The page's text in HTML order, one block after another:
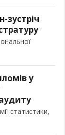
зустріч
у
статистики,